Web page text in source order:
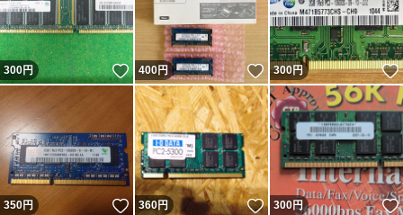
300円 いいね！
400円 いいね！
300円
350円 いいね！
360円 いいね！
300円